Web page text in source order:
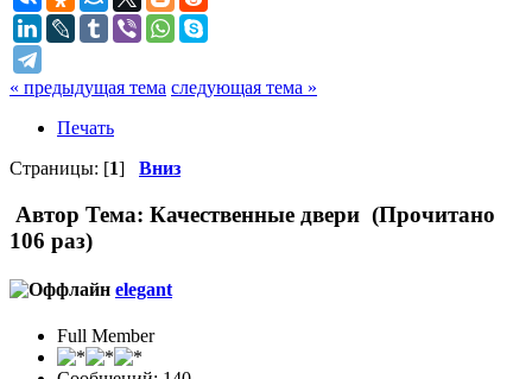
« предыдущая тема следующая тема »
Печать
Страницы: [1] Вниз
Автор Тема: Качественные двери (Прочитано
106 раз)
elegant
Full Member